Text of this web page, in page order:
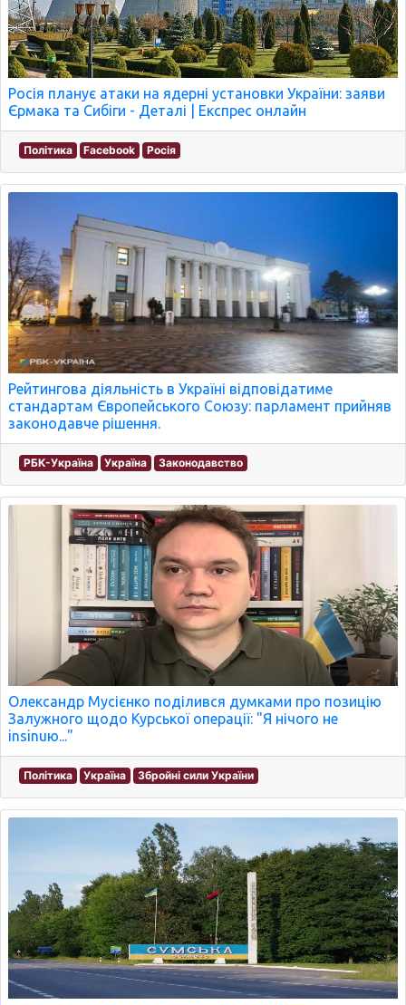
Росія планує атаки на ядерні установки України: заяви
Єрмака та Сибіги - Деталі | Експрес онлайн
Політика Facebook Росія
Рейтингова діяльність в Україні відповідатиме
стандартам Європейського Союзу: парламент прийняв
законодавче рішення.
РБК-Україна Україна Законодавство
Олександр Мусієнко поділився думками про позицію
Залужного щодо Курської операції: "Я нічого не
insinuю..."
Політика Україна Збройні сили України